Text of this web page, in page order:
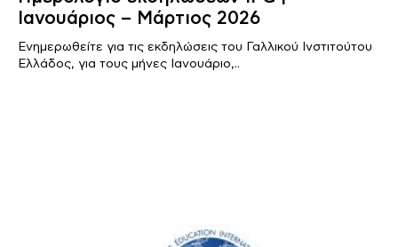
Ιανουάριος – Μάρτιος 2026
Ενημερωθείτε για τις εκδηλώσεις του Γαλλικού Ινστιτούτου
Ελλάδος, για τους μήνες Ιανουάριο,..